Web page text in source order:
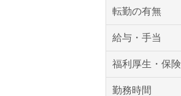
転勤の有無
給与・手当
福利厚生・保険
勤務時間